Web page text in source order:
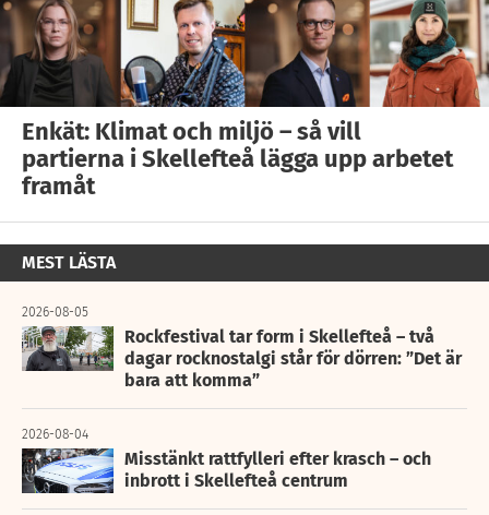
Enkät: Klimat och miljö – så vill
partierna i Skellefteå lägga upp arbetet
framåt
MEST LÄSTA
2026-08-05
Rockfestival tar form i Skellefteå – två
dagar rocknostalgi står för dörren: ”Det är
bara att komma”
2026-08-04
Misstänkt rattfylleri efter krasch – och
inbrott i Skellefteå centrum